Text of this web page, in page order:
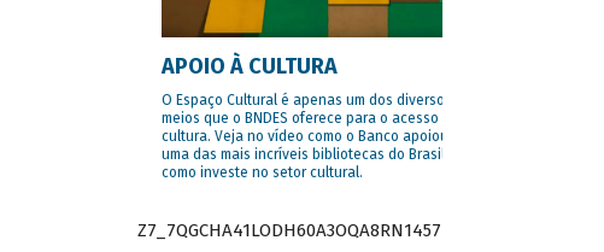
APOIO À CULTURA
O Espaço Cultural é apenas um dos diversos
meios que o BNDES oferece para o acesso à
cultura. Veja no vídeo como o Banco apoiou
uma das mais incríveis bibliotecas do Brasil e
como investe no setor cultural.
Z7_7QGCHA41LODH60A3OQA8RN1457